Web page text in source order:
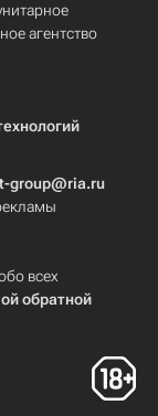
агентство
group@ria.ru
всех
обратной